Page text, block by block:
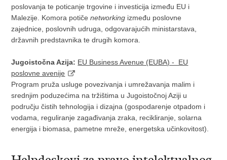
poslovanja te poticanje trgovine i investicija između EU i
Malezije. Komora potičenetworking između poslovne
zajednice, poslovnih udruga, odgovarajućih ministarstava,
državnih predstavnika te drugih komora.
Jugoistočna Azija: EU Business Avenue (EUBA) - EU
poslovne avenije
Program pruža usluge povezivanja i umrežavanja malim i
srednjim poduzećima na tržištima u Jugoistočnoj Aziji u
području čistih tehnologija i dizajna (gospodarenje otpadom i
vodama, reguliranje zagađivanja zraka, recikliranje, solarna
energija i biomasa, pametne mreže, energetska učinkovitost).